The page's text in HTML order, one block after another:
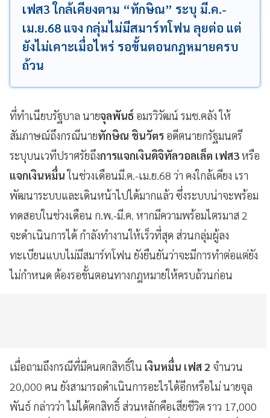
เฟส3 ใกล้เคียงตาม “ทักษิณ” ระบุ มี.ค.-
เม.ย.68 แจง กลุ่มไม่มีสมาร์ทโฟน ลุยต่อ แต่
ยังไม่เคาะเมื่อไหร่ รอขั้นตอนกฎหมายครบ
ถ้วน
ที่ทำเนียบรัฐบาล นายจุลพันธ์ อมรวิวัฒน์ รมช.คลัง ให้
สัมภาษณ์ถึงกรณีนายทักษิณ ชินวัตร อดีตนายกรัฐมนตรี
ระบุบนเวทีปราศรัยถึงการแจกเงินดิจิทัลวอลเล็ต เฟส3หรือ
แจกเงินหมื่นในช่วงเดือนมี.ค.-เม.ย.68 ว่า คงใกล้เคียง เรา
พัฒนาระบบและเดินหน้าไปได้มากแล้ว ซึ่งระบบน่าจะพร้อม
ทดสอบในช่วงเดือน ก.พ.-มี.ค. หากมีความพร้อมไตรมาส 2
จะดำเนินการได้ กำลังทำงานให้เร็วที่สุด ส่วนกลุ่มผู้ลง
ทะเบียนแบบไม่มีสมาร์ทโฟน ยังยืนยันว่าจะมีการทำต่อแต่ยัง
ไม่กำหนด ต้องรอขั้นตอนทางกฎหมายให้ครบถ้วนก่อน
เมื่อถามถึงกรณีที่มีคนตกสิทธิ์ใน เงินหมื่น เฟส 2 จำนวน
20,000 คน ยังสามารถดำเนินการอะไรได้อีกหรือไม่ นายจุล
พันธ์ กล่าวว่า ไม่ได้ตกสิทธิ์ ส่วนหลักคือเสียชีวิต ราว 17,000